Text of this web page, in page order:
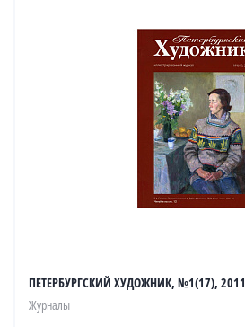
ПЕТЕРБУРГСКИЙ ХУДОЖНИК, №1(17), 2011
Журналы